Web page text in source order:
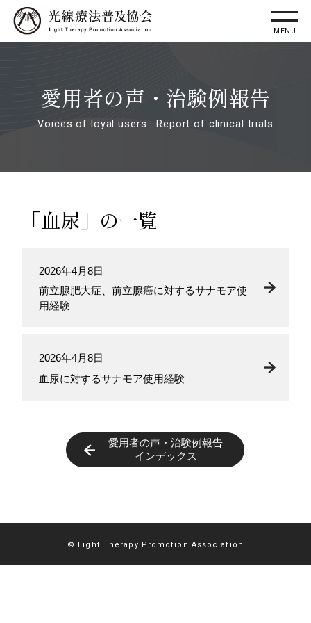
愛用者の声・治験例報告
Voices of loyal users · Report of clinical trials
「血尿」の一覧
2026年4月8日
前立腺肥大症、前立腺癌に対するサナモア使
用経験
2026年4月8日
血尿に対するサナモア使用経験
愛用者の声・治験例報告
インデックス
© Light Therapy Promotion Association